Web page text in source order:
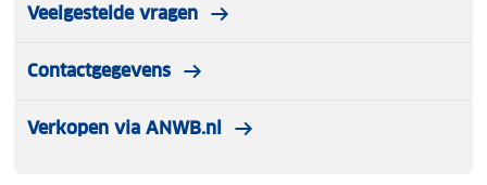
Veelgestelde vragen
Contactgegevens
Verkopen via ANWB.nl